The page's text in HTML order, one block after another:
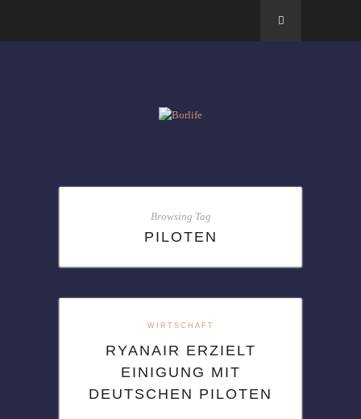
Browsing Tag
PILOTEN
WIRTSCHAFT
RYANAIR ERZIELT
EINIGUNG MIT
DEUTSCHEN PILOTEN